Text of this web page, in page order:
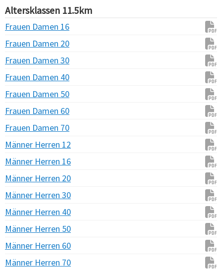
Altersklassen 11.5km
Frauen Damen 16
Frauen Damen 20
Frauen Damen 30
Frauen Damen 40
Frauen Damen 50
Frauen Damen 60
Frauen Damen 70
Männer Herren 12
Männer Herren 16
Männer Herren 20
Männer Herren 30
Männer Herren 40
Männer Herren 50
Männer Herren 60
Männer Herren 70